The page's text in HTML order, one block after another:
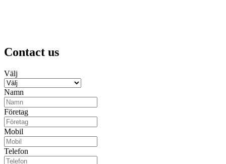
Contact us
Välj
Namn
Företag
Mobil
Telefon